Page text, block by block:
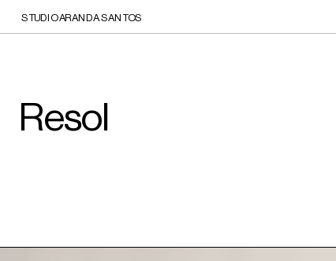
STUDIO ARANDA SANTOS
Resol